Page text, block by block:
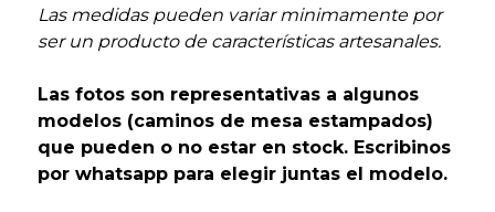
Las medidas pueden variar minimamente por
ser un producto de características artesanales.
Las fotos son representativas a algunos
modelos (caminos de mesa estampados)
que pueden o no estar en stock. Escribinos
por whatsapp para elegir juntas el modelo.